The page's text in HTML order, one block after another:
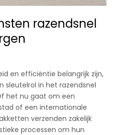
razendsnel
en efficiëntie belangrijk zijn,
sleutelrol in het razendsnel
het nu gaat om een
of een internationale
verzenden zakelijk
processen om hun